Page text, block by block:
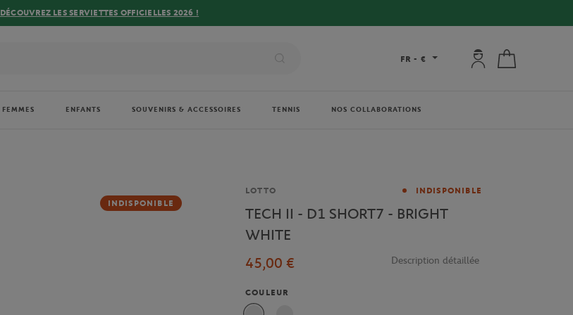
DÉCOUVREZ LES SERVIETTES OFFICIELLES 2026 !
FR - € Mon compte : se
FEMMES ENFANTS SOUVENIRS & ACCESSOIRES TENNIS NOS COLLABORATIONS
INDISPONIBLE
Marque
LOTTO INDISPONIBLE
TECH II - D1 SHORT7 - BRIGHT
WHITE
45,00 €
Description détaillée
COULEUR